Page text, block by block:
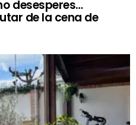
desesperes…
de la cena de